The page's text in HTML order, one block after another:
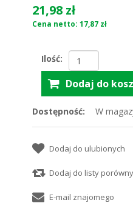
21,98 zł
Cena netto: 17,87 zł
Ilość:
Dostępność: W